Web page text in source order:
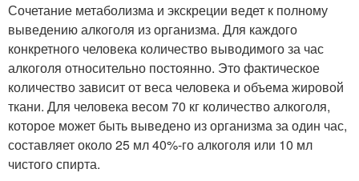
Сочетание метаболизма и экскреции ведет к полному
выведению алкоголя из организма. Для каждого
конкретного человека количество выводимого за час
алкоголя относительно постоянно. Это фактическое
количество зависит от веса человека и объема жировой
ткани. Для человека весом 70 кг количество алкоголя,
которое может быть выведено из организма за один час,
составляет около 25 мл 40%-го алкоголя или 10 мл
чистого спирта.